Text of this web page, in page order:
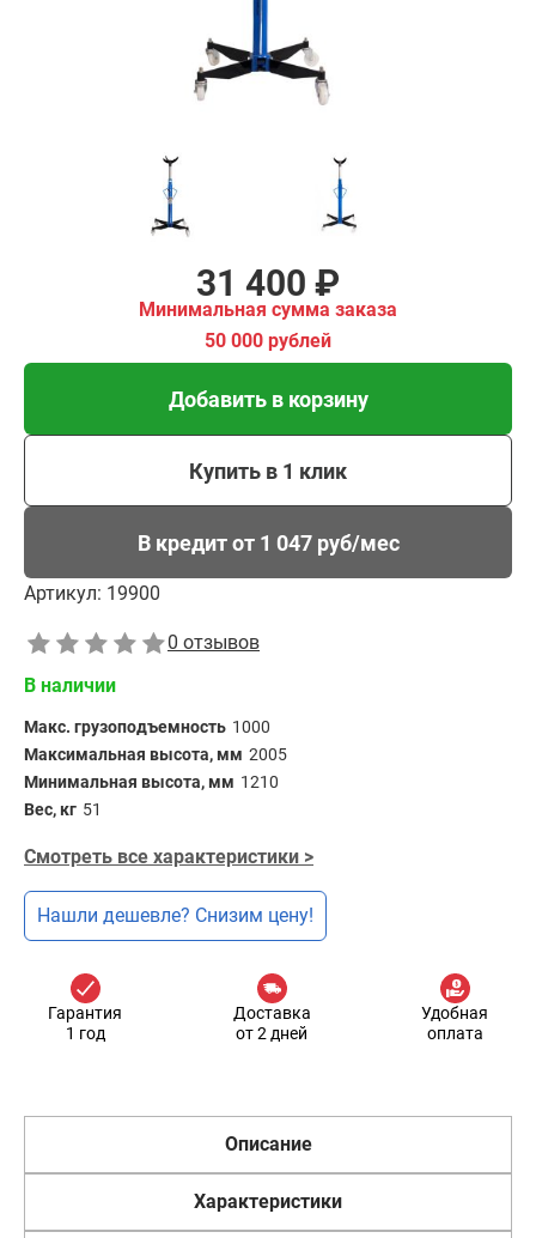
31 400 ₽
Минимальная сумма заказа
50 000 рублей
Добавить в корзину
Купить в 1 клик
В кредит от 1 047 руб/мес
Артикул: 19900
0 отзывов
В наличии
Макс. грузоподъемность 1000
Максимальная высота, мм 2005
Минимальная высота, мм 1210
Вес, кг 51
Смотреть все характеристики >
Нашли дешевле? Снизим цену!
Гарантия
1 год
Доставка
от 2 дней
Удобная
оплата
Описание
Характеристики
Добавить в корзину
Купить в 1 клик
В кредит от 1 047 руб/
мес